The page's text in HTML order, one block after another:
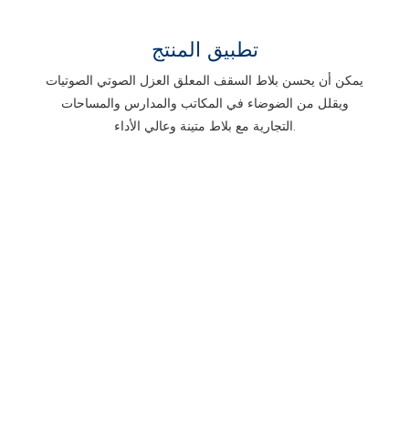
تطبيق المنتج
يمكن أن يحسن بلاط السقف المعلق العزل الصوتي الصوتيات
ويقلل من الضوضاء في المكاتب والمدارس والمساحات